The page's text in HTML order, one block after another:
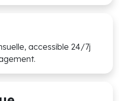
accessible 24/7j